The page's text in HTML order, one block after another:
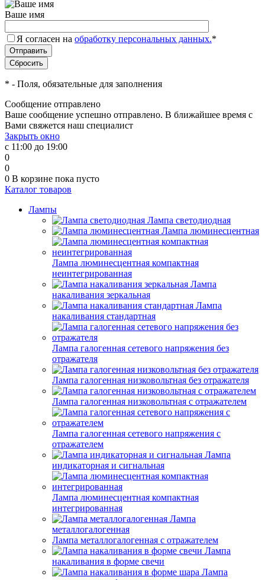
Ваше имя
Я согласен на обработку персональных данных.*
* - Поля, обязательные для заполнения
Сообщение отправлено
Ваше сообщение успешно отправлено. В ближайшее время с
Вами свяжется наш специалист
Закрыть окно
с 11:00 до 19:00
0
0
0 В корзине пока пусто
Каталог товаров
Лампы
Лампа светодиодная
Лампа люминесцентная
Лампа люминесцентная компактная
неинтегрированная
Лампа
накаливания зеркальная
Лампа
накаливания стандартная
Лампа галогенная сетевого напряжения без
отражателя
Лампа галогенная низковольтная без отражателя
Лампа галогенная низковольтная с отражателем
Лампа галогенная сетевого напряжения с
отражателем
Лампа
индикаторная и сигнальная
Лампа люминесцентная компактная
интегрированная
Лампа
металлогалогенная
Лампа металлогалогенная с отражателем
Лампа
накаливания в форме свечи
Лампа